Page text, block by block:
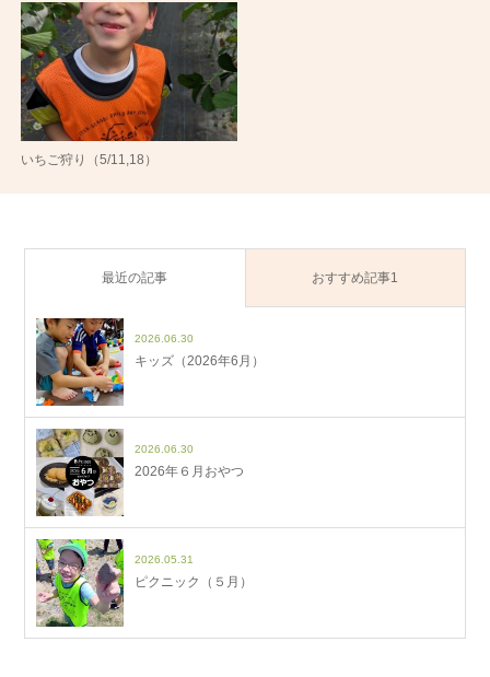
いちご狩り（5/11,18）
最近の記事 おすすめ記事1
2026.06.30
キッズ（2026年6月）
2026.06.30
2026年６月おやつ
2026.05.31
ピクニック（５月）